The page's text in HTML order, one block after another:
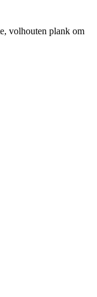
volhouten plank om